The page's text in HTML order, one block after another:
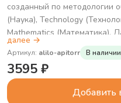
созданный по методологии
(Наука), Technology
Mathematics (Математика).
С Robot R ребенок от 6 лет:
сможет собрать 4 крутых
внедорожника до
погрузится в мир
освоит основы
далее →
Артикул: alilo-apitorr В наличии
3595 ₽
Добавить